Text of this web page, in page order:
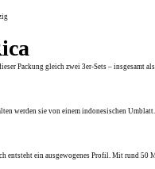
Packung gleich zwei 3er-Sets – insgesamt
werden sie von einem indonesischen
ein ausgewogenes Profil. Mit rund 50